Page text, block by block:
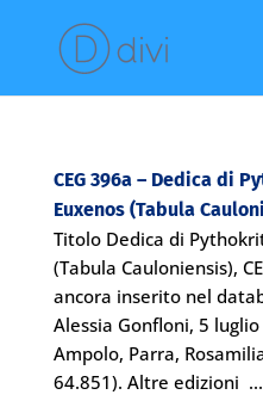
CEG 396a – Dedica di
Euxenos (Tabula
Titolo Dedica di
(Tabula Cauloniensis),
ancora inserito nel
Alessia Gonfloni, 5
Ampolo, Parra,
64.851). Altre edizioni ...